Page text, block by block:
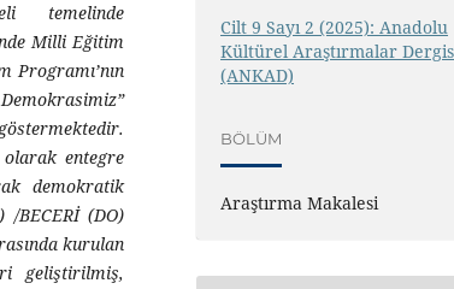
temelinde
Milli Eğitim
Programı’nın
entegre
demokratik
/BECERİ (DO)
kurulan
geliştirilmiş,
Cilt 9 Sayı 2 (2025): Anadolu
Kültürel Araştırmalar
(ANKAD)
BÖLÜM
Araştırma Makalesi